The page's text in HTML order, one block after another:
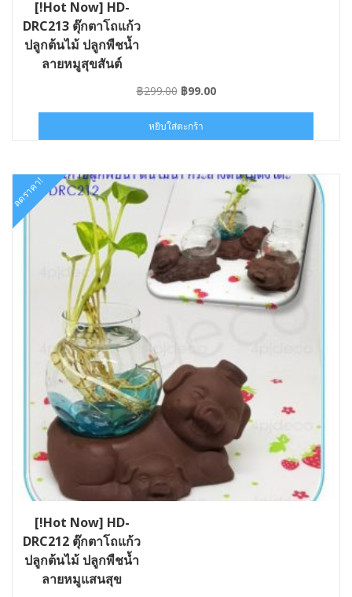
[!Hot Now] HD-
DRC213 ตุ๊กตาโถแก้ว
ปลูกต้นไม้ ปลูกพืชน้ำ
ลายหมูสุขสันต์
฿299.00 Original
was:
฿299.00.
฿99.00Current
฿99.00.
หยิบใส่ตะกร้า
ลดราคา!
[!Hot Now] HD-
DRC212 ตุ๊กตาโถแก้ว
ปลูกต้นไม้ ปลูกพืชน้ำ
ลายหมูแสนสุข